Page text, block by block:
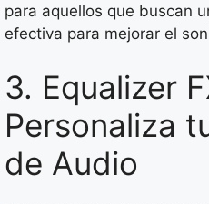
para aquellos que buscan
efectiva para mejorar el
3. Equalizer
Personaliza
de Audio